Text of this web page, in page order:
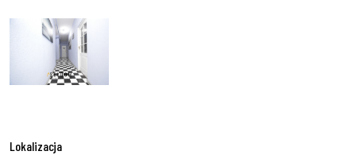
Lokalizacja